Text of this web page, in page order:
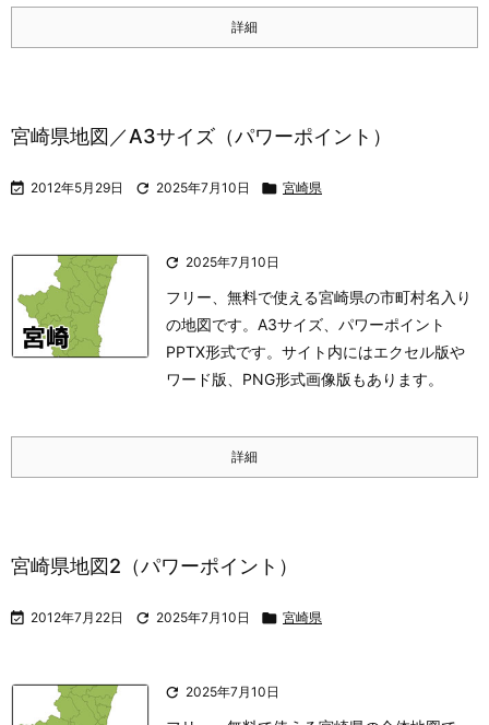
詳細
宮崎県地図／A3サイズ（パワーポイント）
 2012年5月29日  2025年7月10日  宮崎県
 2025年7月10日
フリー、無料で使える宮崎県の市町村名入り
の地図です。A3サイズ、パワーポイント
PPTX形式です。サイト内にはエクセル版や
ワード版、PNG形式画像版もあります。
詳細
宮崎県地図2（パワーポイント）
 2012年7月22日  2025年7月10日  宮崎県
 2025年7月10日